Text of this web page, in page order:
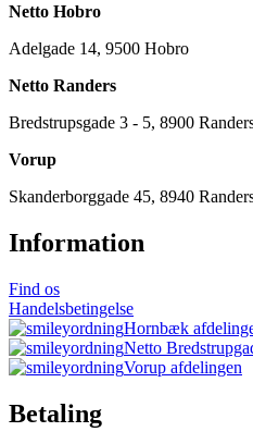
Netto Hobro
Adelgade 14, 9500 Hobro
Netto Randers
Bredstrupsgade 3 - 5, 8900
Vorup
Skanderborggade 45, 8940
Information
Find os
Handelsbetingelse
Hornbæk
Netto
Vorup afdelingen
Betaling